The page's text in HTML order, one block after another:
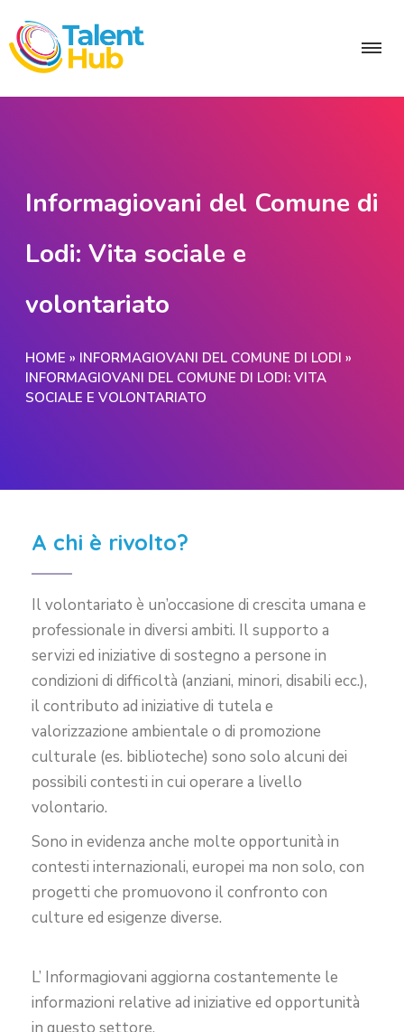
Informagiovani del Comune di
Lodi: Vita sociale e
volontariato
HOME » INFORMAGIOVANI DEL COMUNE DI LODI »
INFORMAGIOVANI DEL COMUNE DI LODI: VITA
SOCIALE E VOLONTARIATO
A chi è rivolto?
Il volontariato è un’occasione di crescita umana e
professionale in diversi ambiti. Il supporto a
servizi ed iniziative di sostegno a persone in
condizioni di difficoltà (anziani, minori, disabili ecc.),
il contributo ad iniziative di tutela e
valorizzazione ambientale o di promozione
culturale (es. biblioteche) sono solo alcuni dei
possibili contesti in cui operare a livello
volontario.
Sono in evidenza anche molte opportunità in
contesti internazionali, europei ma non solo, con
progetti che promuovono il confronto con
culture ed esigenze diverse.
L’ Informagiovani aggiorna costantemente le
informazioni relative ad iniziative ed opportunità